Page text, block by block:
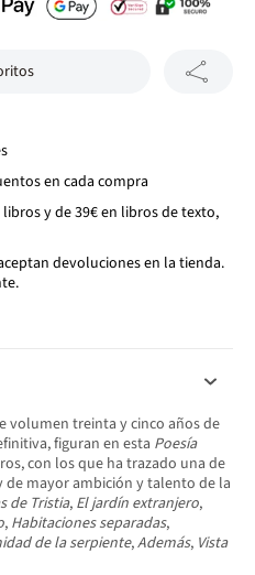
en cada compra
y de 39€ en libros de texto,
devoluciones en la tienda.
volumen treinta y cinco años de
figuran en esta Poesía
con los que ha trazado una de
de mayor ambición y talento de la
de Tristia, El jardín extranjero,
, Habitaciones separadas,
de la serpiente,Además, Vista